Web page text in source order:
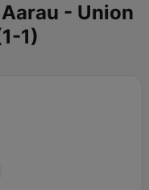
- Union
1)